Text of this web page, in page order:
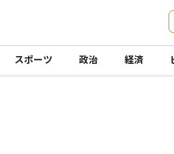
スポーツ 政治 経済